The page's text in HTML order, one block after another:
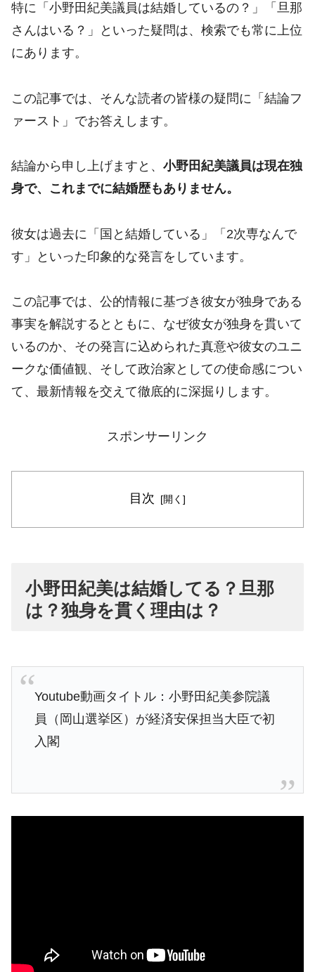
特に「小野田紀美議員は結婚しているの？」「旦那
さんはいる？」といった疑問は、検索でも常に上位
にあります。
この記事では、そんな読者の皆様の疑問に「結論フ
ァースト」でお答えします。
結論から申し上げますと、 小野田紀美議員は現在独
身で、これまでに結婚歴もありません。
彼女は過去に「国と結婚している」「2次専なんで
す」といった印象的な発言をしています。
この記事では、公的情報に基づき彼女が独身である
事実を解説するとともに、なぜ彼女が独身を貫いて
いるのか、その発言に込められた真意や彼女のユニ
ークな価値観、そして政治家としての使命感につい
て、最新情報を交えて徹底的に深掘りします。
スポンサーリンク
目次
小野田紀美は結婚してる？旦那
は？独身を貫く理由は？
Youtube動画タイトル：小野田紀美参院議
員（岡山選挙区）が経済安保担当大臣で初
入閣